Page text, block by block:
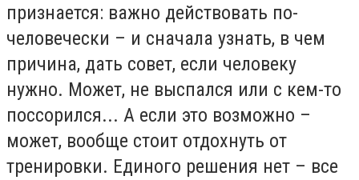
признается: важно действовать по-
человечески – и сначала узнать, в чем
причина, дать совет, если человеку
нужно. Может, не выспался или с кем-то
поссорился... А если это возможно –
может, вообще стоит отдохнуть от
тренировки. Единого решения нет – все